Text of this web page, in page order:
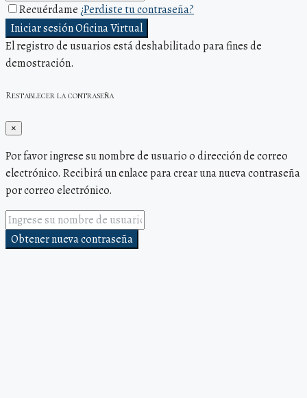
Recuérdame¿Perdiste tu contraseña?
Iniciar sesión Oficina Virtual
El registro de usuarios está deshabilitado para fines de
demostración.
Restablecer la contraseña
×
Por favor ingrese su nombre de usuario o dirección de correo
electrónico. Recibirá un enlace para crear una nueva contraseña
por correo electrónico.
Obtener nueva contraseña